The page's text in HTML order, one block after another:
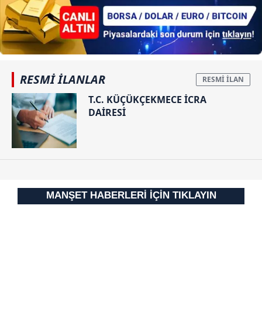
RESMİ İLANLAR
T.C. KÜÇÜKÇEKMECE İCRA
DAİRESİ
MANŞET HABERLERİ İÇİN TIKLAYIN